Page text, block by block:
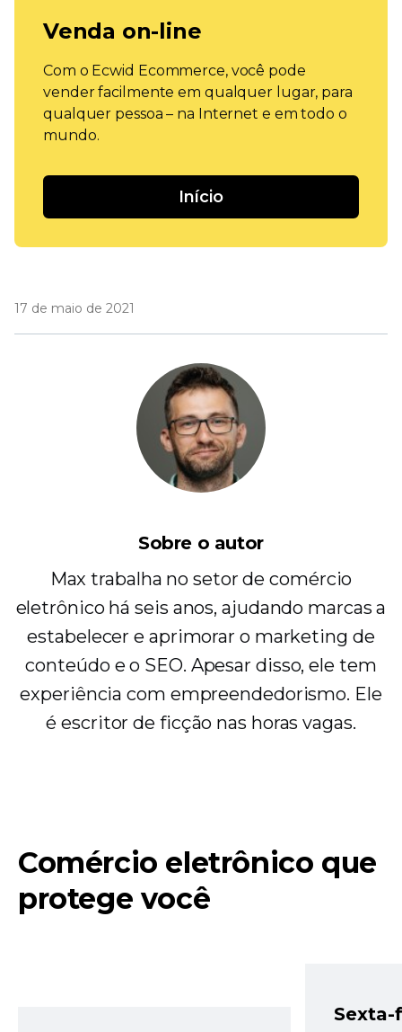
Venda on-line
Com o Ecwid Ecommerce, você pode
vender facilmente em qualquer lugar, para
qualquer pessoa – na Internet e em todo o
mundo.
Início
17 de maio de 2021
Sobre o autor
Max trabalha no setor de comércio
eletrônico há seis anos, ajudando marcas a
estabelecer e aprimorar o marketing de
conteúdo e o SEO. Apesar disso, ele tem
experiência com empreendedorismo. Ele
é escritor de ficção nas horas vagas.
Comércio eletrônico que
protege você
Sexta-